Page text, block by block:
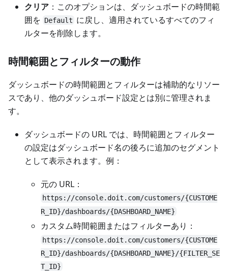
クリア ：このオプションは、ダッシュボードの時間範
囲を Default に戻し、適用されているすべてのフィ
ルターを削除します。
時間範囲とフィルターの動作
ダッシュボードの時間範囲とフィルターは補助的なリソー
スであり、他のダッシュボード設定とは別に管理されま
す。
ダッシュボードの URL では、時間範囲とフィルター
の設定はダッシュボード名の後ろに追加のセグメント
として表示されます。例：
元の URL：
https://console.doit.com/customers/{CUSTOME
R_ID}/dashboards/{DASHBOARD_NAME}
カスタム時間範囲またはフィルターあり：
https://console.doit.com/customers/{CUSTOME
R_ID}/dashboards/{DASHBOARD_NAME}/{FILTER_SE
T_ID}